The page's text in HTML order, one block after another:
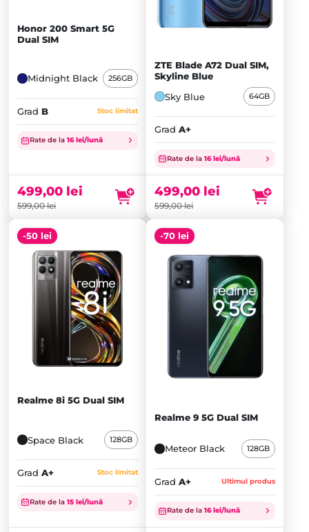
Honor 200 Smart 5G
Dual SIM
Midnight Black 256GB
Grad B Stoc limitat
Rate de la 16 lei/lună
599,00lei
Prețul
fost:
599,00 lei.
499,00 lei
este:
499,00 lei.
ZTE Blade A72 Dual SIM,
Skyline Blue
Sky Blue
64GB
Grad A+
Rate de la 16 lei/lună
599,00lei
Prețul
inițial
fost:
599,00 lei.
499,00 lei
Prețul
este:
499,00 lei.
-50 lei
Realme 8i 5G Dual SIM
Space Black 128GB
Grad A+ Stoc limitat
Rate de la 15 lei/lună
inițial
Prețul
-70 lei
Realme 9 5G Dual SIM
Meteor Black 128GB
Grad A+ Ultimul produs
Rate de la 16 lei/lună
Prețul
inițial
Prețul